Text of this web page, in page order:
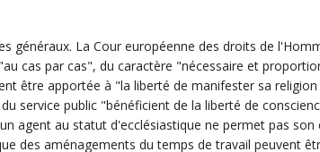
généraux. La Cour européenne des droits de
cas par cas", du caractère "nécessaire et
être apportée à "la liberté de manifester sa religion
service public "bénéficient de la liberté de
agent au statut d'ecclésiastique ne permet pas son
des aménagements du temps de travail peuvent